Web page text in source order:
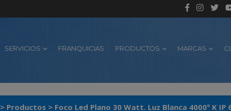
SERVICIOS FRANQUICIAS PRODUCTOS MARCAS
> Productos > Foco